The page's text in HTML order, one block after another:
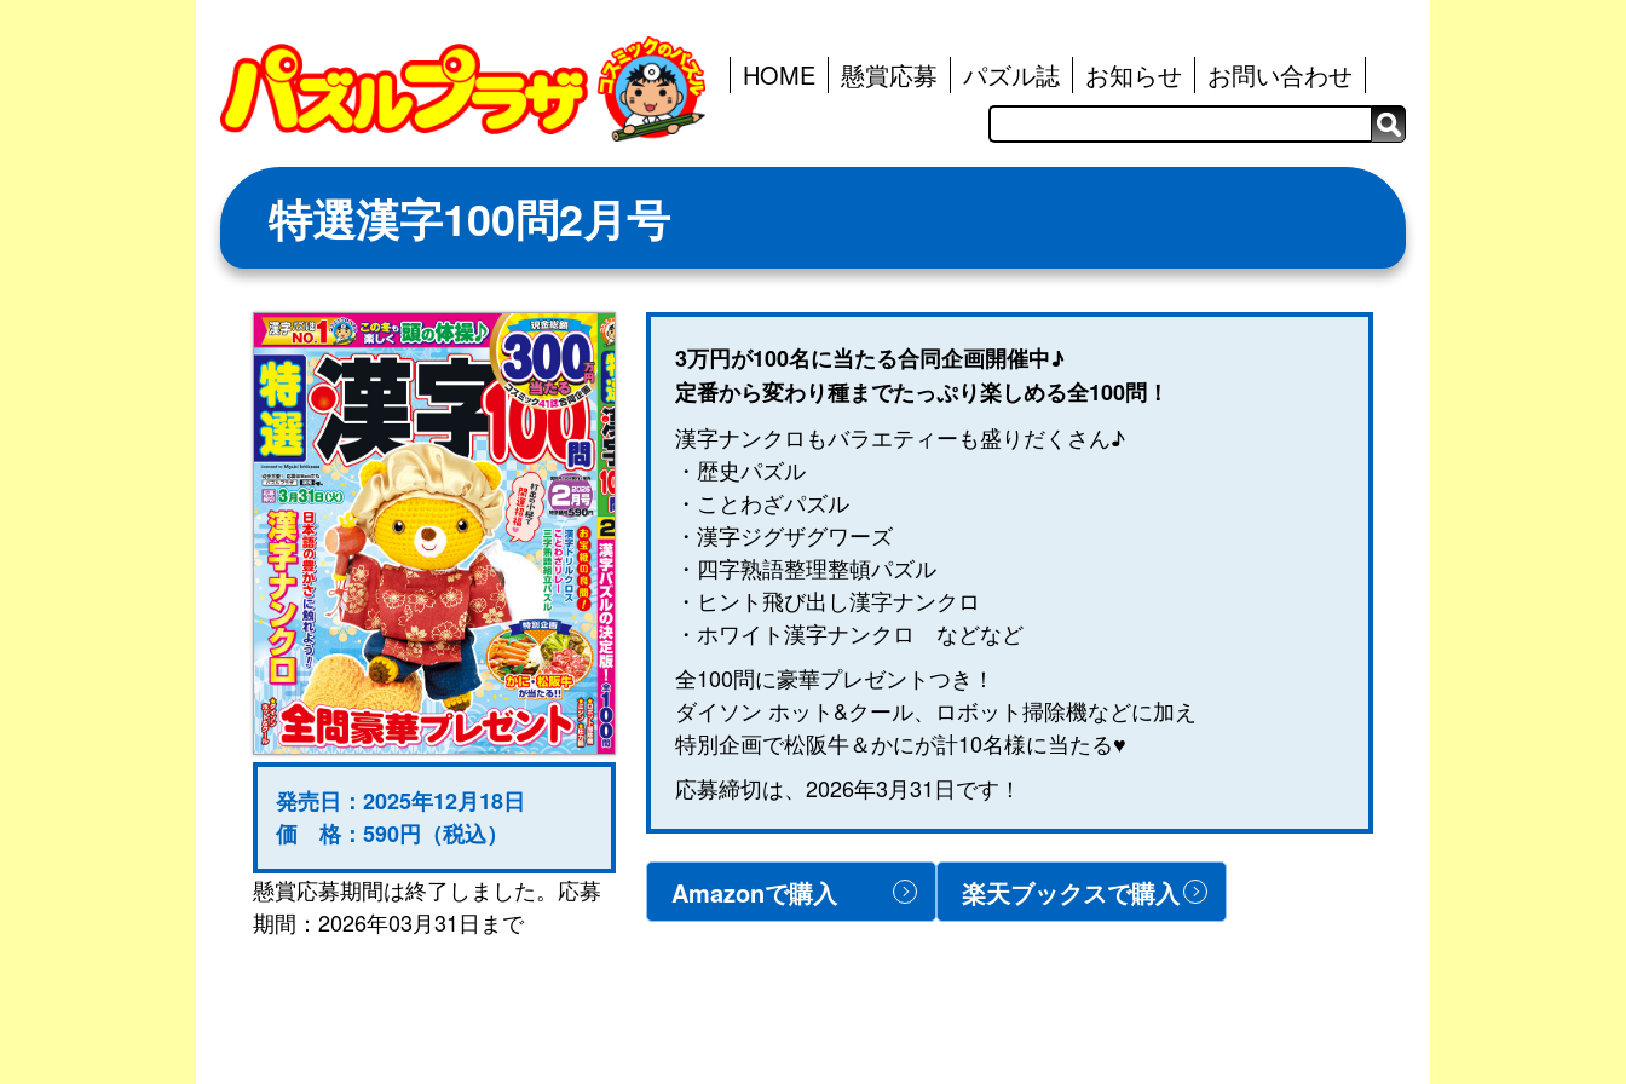
Skip
to
content
HOME 懸賞応募 パズル誌 お知らせ お問い合わせ
特選漢字100問2月号
発売日：2025年12月18日
価 格：590円（税込）
懸賞応募期間は終了しました。応募
期間：2026年03月31日まで
3万円が100名に当たる合同企画開催中♪
定番から変わり種までたっぷり楽しめる全100問！
漢字ナンクロもバラエティーも盛りだくさん♪
・歴史パズル
・ことわざパズル
・漢字ジグザグワーズ
・四字熟語整理整頓パズル
・ヒント飛び出し漢字ナンクロ
・ホワイト漢字ナンクロ などなど
全100問に豪華プレゼントつき！
ダイソン ホット&クール、ロボット掃除機などに加え
特別企画で松阪牛＆かにが計10名様に当たる♥
応募締切は、2026年3月31日です！
Amazonで購入 楽天ブックスで購入